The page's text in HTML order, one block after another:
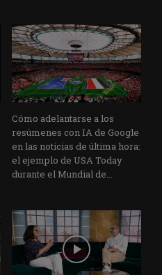
Cómo adelantarse a los
resúmenes con IA de Google
en las noticias de última hora:
el ejemplo de USA Today
durante el Mundial de...